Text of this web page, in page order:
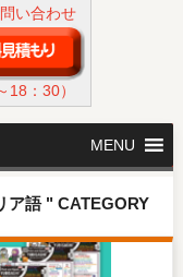
い合わせ
：30）
MENU
ア語 " CATEGORY